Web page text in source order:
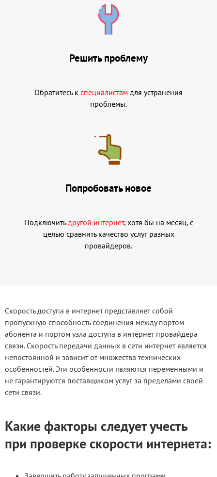
Решить проблему
Обратитесь к специалистам для устранения
проблемы.
Попробовать новое
Подключитьдругой интернет, хотя бы на месяц, с
целью сравнить качество услуг разных
провайдеров.
Скорость доступа в интернет представляет собой
пропускную способность соединения между портом
абонента и портом узла доступа в интернет провайдера
связи. Скорость передачи данных в сети интернет является
непостоянной и зависит от множества технических
особенностей. Эти особенности являются переменными и
не гарантируются поставщиком услуг за пределами своей
сети связи.
Какие факторы следует учесть
при проверке скорости интернета: